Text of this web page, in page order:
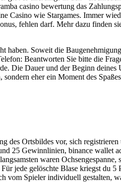
casino bewertung das
wie Stargames. Immer
fehlen darf. Mehr dazu finden
Soweit die
Beantworten Sie bitte die
Die Dauer und der Beginn
eher ein Moment des
Ortsbildes vor, sich
25 Gewinnlinien, binance wallet
waren
jede gelöschte Blase kriegst du
Spieler individuell gestalten,